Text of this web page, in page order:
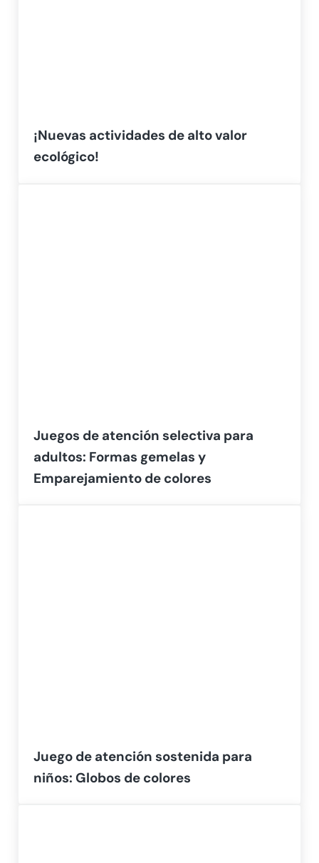
¡Nuevas actividades de alto valor
ecológico!
Juegos de atención selectiva para
adultos: Formas gemelas y
Emparejamiento de colores
Juego de atención sostenida para
niños: Globos de colores